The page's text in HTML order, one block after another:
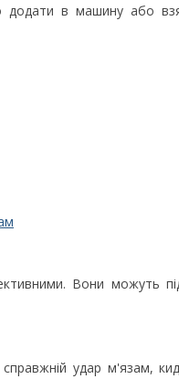
додати в машину або
Вони можуть
удар м'язам,